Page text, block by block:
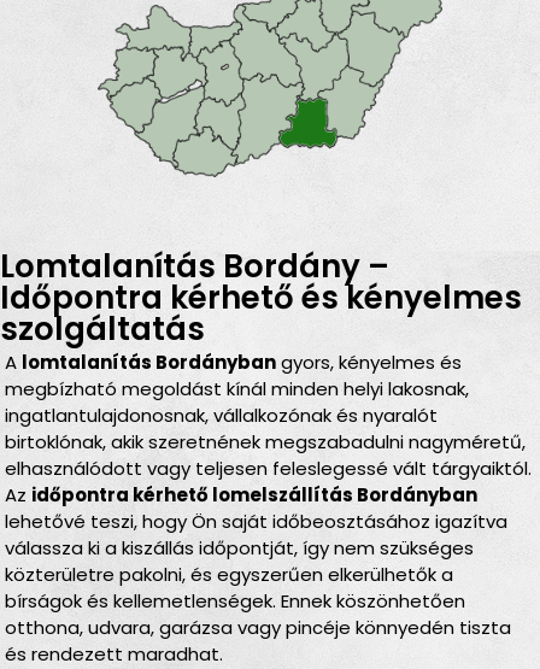
Lomtalanítás Bordány –
Időpontra kérhető és kényelmes
szolgáltatás
A lomtalanítás Bordánybangyors, kényelmes és
megbízható megoldást kínál minden helyi lakosnak,
ingatlantulajdonosnak, vállalkozónak és nyaralót
birtoklónak, akik szeretnének megszabadulni nagyméretű,
elhasználódott vagy teljesen feleslegessé vált tárgyaiktól.
Az időpontra kérhető lomelszállítás Bordányban
lehetővé teszi, hogy Ön saját időbeosztásához igazítva
válassza ki a kiszállás időpontját, így nem szükséges
közterületre pakolni, és egyszerűen elkerülhetők a
bírságok és kellemetlenségek. Ennek köszönhetően
otthona, udvara, garázsa vagy pincéje könnyedén tiszta
és rendezett maradhat.